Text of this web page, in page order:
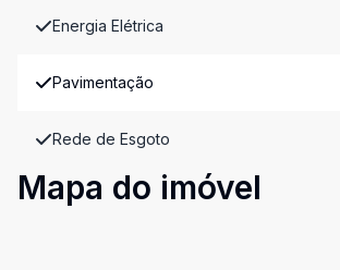
Energia Elétrica
Pavimentação
Rede de Esgoto
Mapa do imóvel